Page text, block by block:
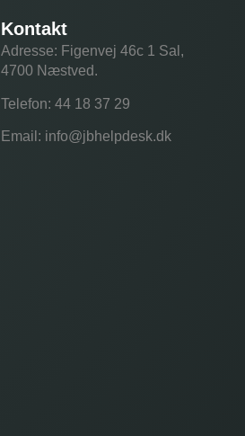
Kontakt
Adresse: Figenvej 46c 1 Sal,
4700 Næstved.
Telefon: 44 18 37 29
Email: info@jbhelpdesk.dk